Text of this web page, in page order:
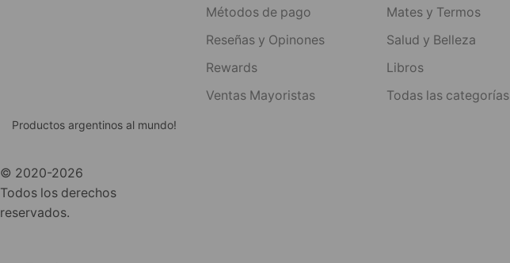
Productos argentinos al mundo!
© 2020-2026
Todos los derechos
reservados.
Métodos de pago
Reseñas y Opinones
Rewards
Ventas Mayoristas
Mates y Termos
Salud y Belleza
Libros
Todas las categorías